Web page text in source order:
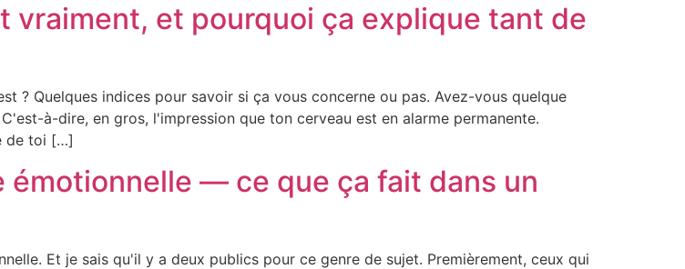
et pourquoi ça explique tant de
? Quelques indices pour savoir si ça vous concerne ou pas. Avez-vous quelque
à-dire, en gros, l'impression que ton cerveau est en alarme permanente.
de toi […]
— ce que ça fait dans un
Et je sais qu'il y a deux publics pour ce genre de sujet. Premièrement, ceux qui